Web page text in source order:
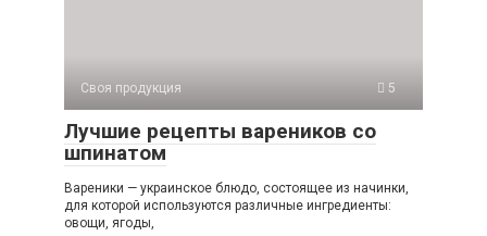
Своя продукция 5
Лучшие рецепты вареников со
шпинатом
Вареники — украинское блюдо, состоящее из начинки,
для которой используются различные ингредиенты:
овощи, ягоды,